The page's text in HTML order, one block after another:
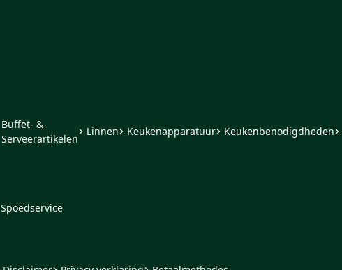
Buffet- &
Serveerartikelen
Linnen Keukenapparatuur Keukenbenodigdheden
Spoedservice